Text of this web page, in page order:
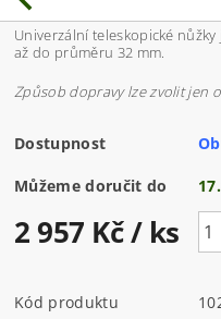
Univerzální teleskopické
až do průměru 32 mm.
Způsob dopravy lze zvolit jen
Dostupnost
Můžeme doručit do
2 957 Kč/ ks
Kód produktu